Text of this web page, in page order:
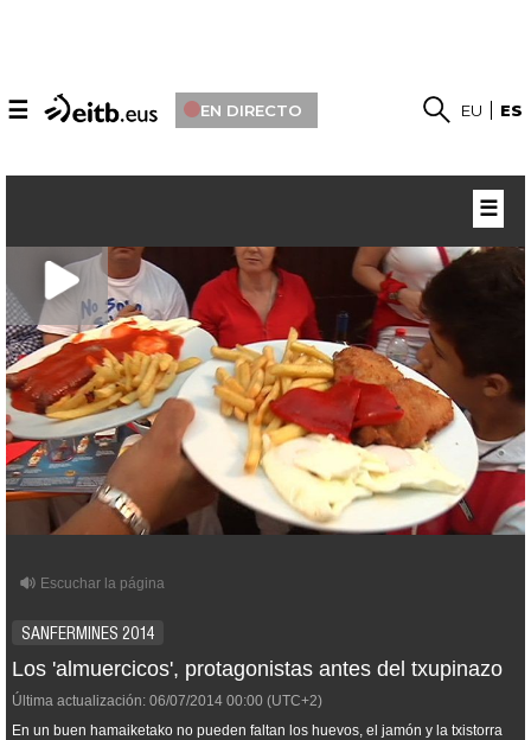
☰ EN DIRECTO EU ES
SANFERMINES 2014
Los 'almuercicos', protagonistas antes del txupinazo
Última actualización: 06/07/2014 00:00 (UTC+2)
En un buen hamaiketako no pueden faltan los huevos, el jamón y la txistorra
☰